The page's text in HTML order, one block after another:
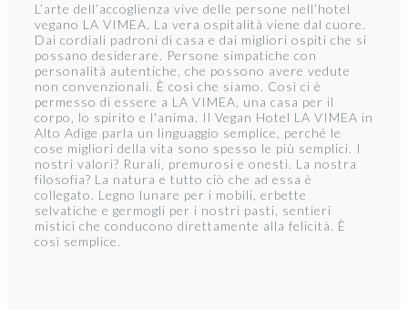
L’arte dell’accoglienza vive delle persone nell’hotel
vegano LA VIMEA. La vera ospitalità viene dal cuore.
Dai cordiali padroni di casa e dai migliori ospiti che si
possano desiderare. Persone simpatiche con
personalità autentiche, che possono avere vedute
non convenzionali. È così che siamo. Così ci è
permesso di essere a LA VIMEA, una casa per il
corpo, lo spirito e l'anima. Il Vegan Hotel LA VIMEA in
Alto Adige parla un linguaggio semplice, perché le
cose migliori della vita sono spesso le più semplici. I
nostri valori? Rurali, premurosi e onesti. La nostra
filosofia? La natura e tutto ciò che ad essa è
collegato. Legno lunare per i mobili, erbette
selvatiche e germogli per i nostri pasti, sentieri
mistici che conducono direttamente alla felicità. È
così semplice.